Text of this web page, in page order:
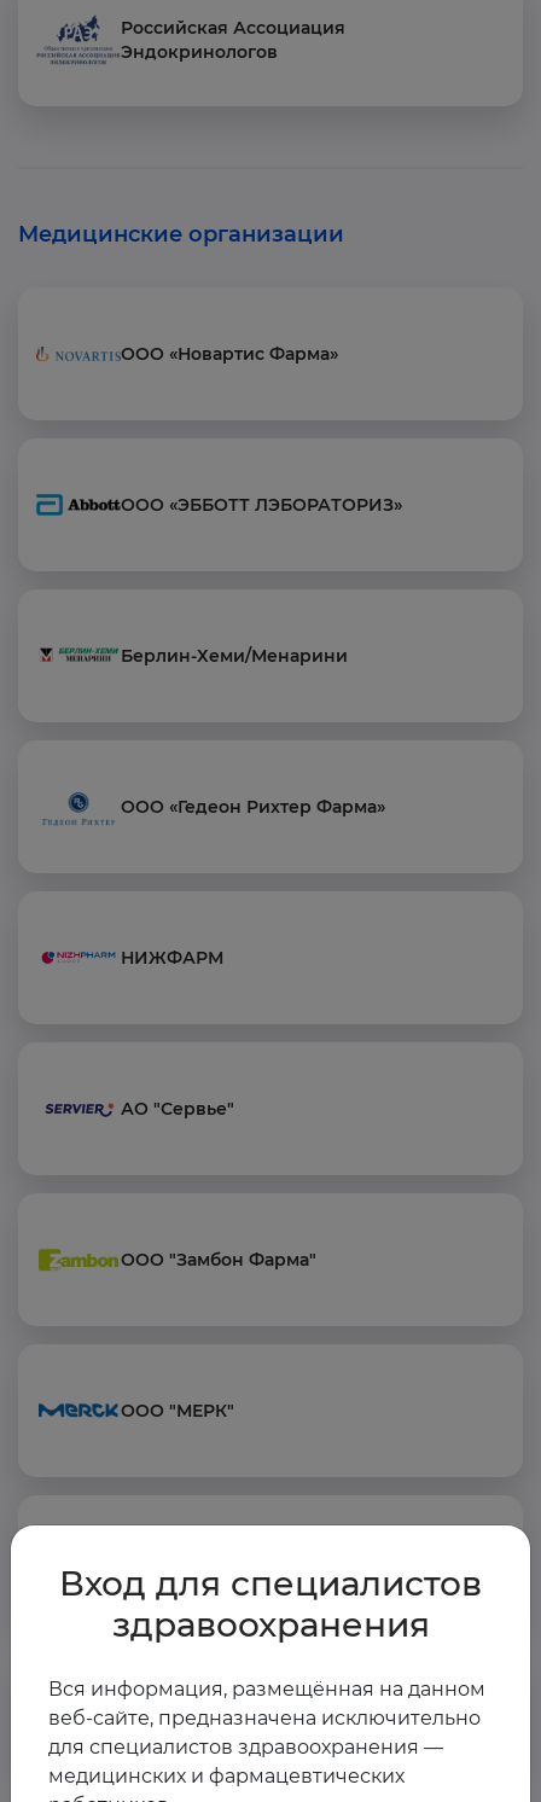
Российская Ассоциация
Эндокринологов
Медицинские организации
ООО «Новартис Фарма»
ООО «ЭББОТТ ЛЭБОРАТОРИЗ»
Берлин-Хеми/Менарини
ООО «Гедеон Рихтер Фарма»
НИЖФАРМ
АО "Сервье"
ООО "Замбон Фарма"
ООО "МЕРК"
АО "АКРИХИН"
Вход для специалистов
здравоохранения
Вся информация, размещённая на данном
веб-сайте, предназначена исключительно
для специалистов здравоохранения —
медицинских и фармацевтических